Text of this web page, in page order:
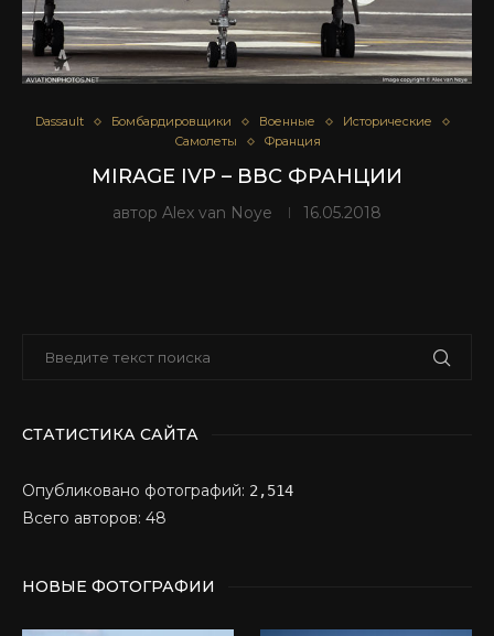
Dassault Бомбардировщики Военные
Исторические
Самолеты
Франция
MIRAGE IVP – ВВС ФРАНЦИИ
автор Alex van Noye 16.05.2018
СТАТИСТИКА САЙТА
Опубликовано фотографий: 2,514
Всего авторов: 48
НОВЫЕ ФОТОГРАФИИ